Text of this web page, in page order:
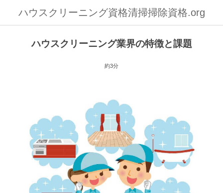
ハウスクリーニング資格清掃掃除資格.org
ハウスクリーニング業界の特徴と課題
約3分